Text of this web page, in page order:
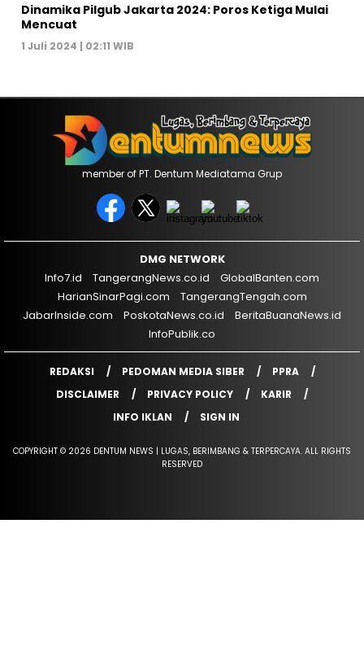
Dinamika Pilgub Jakarta 2024: Poros Ketiga Mulai
Mencuat
1 Juli 2024 | 02:11 WIB
member of PT. Dentum Mediatama Grup
DMG NETWORK
Info7.id
TangerangNews.co.id
GlobalBanten.com
HarianSinarPagi.com
TangerangTengah.com
JabarInside.com
PoskotaNews.co.id
BeritaBuanaNews.id
InfoPublik.co
REDAKSI PEDOMAN MEDIA SIBER
PPRA
DISCLAIMER
PRIVACY POLICY
KARIR
INFO IKLAN
SIGN IN
COPYRIGHT © 2026 DENTUM NEWS | LUGAS, BERIMBANG & TERPERCAYA. ALL RIGHTS
RESERVED